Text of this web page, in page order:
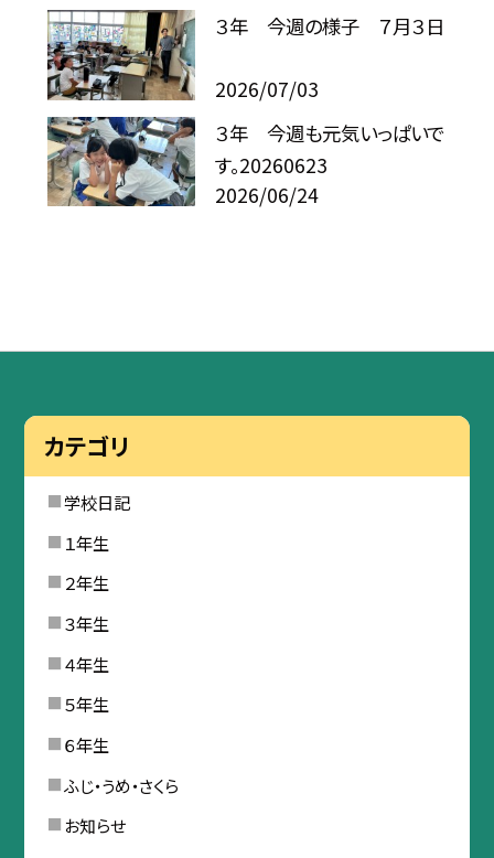
３年 今週の様子 ７月３日
2026/07/03
３年 今週も元気いっぱいで
す。20260623
2026/06/24
カテゴリ
学校日記
１年生
２年生
３年生
４年生
５年生
６年生
ふじ・うめ・さくら
お知らせ